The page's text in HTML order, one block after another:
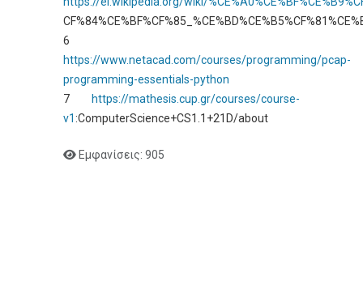
6
https://www.netacad.com/courses/programming/pcap-
programming-essentials-python
7
https://mathesis.cup.gr/courses/course-
v1 :ComputerScience+CS1.1+21D/about
Εμφανίσεις: 905